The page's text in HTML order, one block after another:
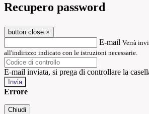
Recupero password
button close ×
E-mail Verrà
all'indirizzo indicato con le istruzioni necessarie.
E-mail inviata, si prega di controllare la
Errore
Chiudi